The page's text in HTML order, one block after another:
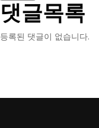
댓글목록
등록된 댓글이 없습니다.